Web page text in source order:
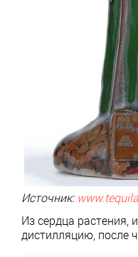
Источник:
Из сердца растения,
дистилляцию, после